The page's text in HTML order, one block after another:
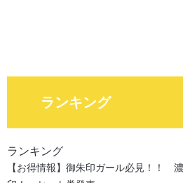
ランキング
ランキング
【お得情報】御朱印ガール必見！！